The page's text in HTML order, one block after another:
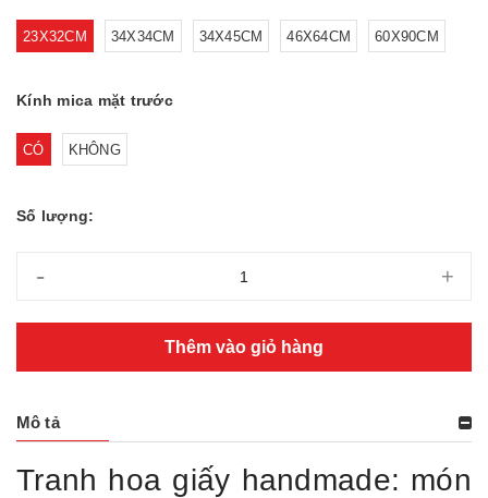
23X32CM 34X34CM 34X45CM 46X64CM 60X90CM
Kính mica mặt trước
CÓ KHÔNG
Số lượng:
- +
Thêm vào giỏ hàng
Mô tả
Tranh hoa giấy handmade: món